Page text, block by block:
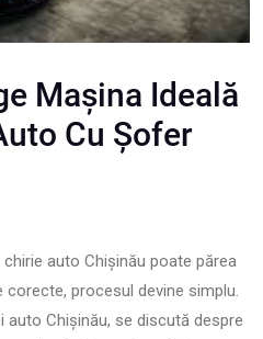
Mașina Ideală
Cu Șofer
auto Chișinău poate părea
procesul devine simplu.
auto Chișinău, se discută despre